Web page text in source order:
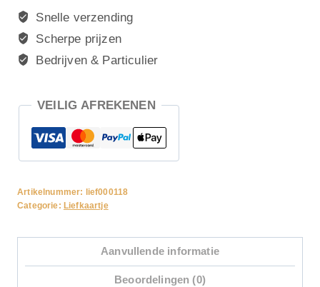
gefeliciteerd
slinger
taart
Snelle verzending
Scherpe prijzen
Bedrijven & Particulier
VEILIG AFREKENEN
Artikelnummer: lief000118
Categorie: Liefkaartje
Aanvullende informatie
Beoordelingen (0)